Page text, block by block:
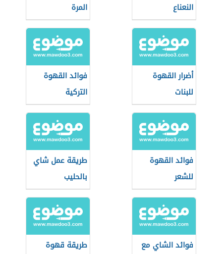
النعناع
المرة
أضرار القهوة
للبنات
فوائد القهوة
التركية
فوائد القهوة
للشعر
طريقة عمل شاي
بالحليب
فوائد الشاي مع
طريقة قهوة